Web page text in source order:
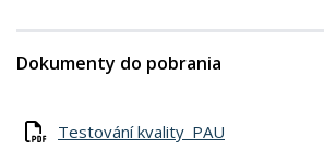
Dokumenty do pobrania
Testování kvality_PAU